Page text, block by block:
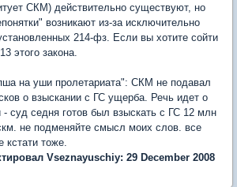
СКМ) действительно существуют, но
возникают из-за исключительно
214-фз. Если вы хотите сойти
этого закона.
на уши пролетариата": СКМ не подавал
о взыскании с ГС ущерба. Речь идет о
- суд седня готов был взыскать с ГС 12 млн
не подменяйте смысл моих слов. все
кстати тоже.
Vseznayuschiy: 29 December 2008